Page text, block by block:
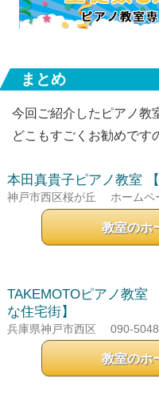
まとめ
今回ご紹介したピアノ教
どこもすごくお勧めです
本田真貴子ピアノ教室
神戸市西区桜が丘 ホームペ
教室のホ
TAKEMOTOピアノ教室
な住宅街】
兵庫県神戸市西区 090-
教室のホ